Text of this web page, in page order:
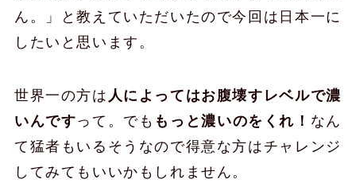
ん。」と教えていただいたので今回は日本一に
したいと思います。
世界一の方は 人によってはお腹壊すレベルで濃
いんですって。でも もっと濃いのをくれ！ なん
て猛者もいるそうなので得意な方はチャレンジ
してみてもいいかもしれません。